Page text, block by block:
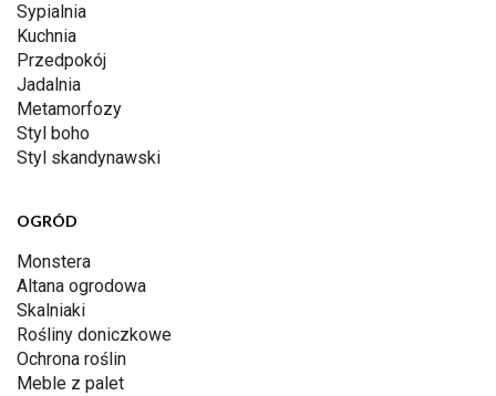
Sypialnia
Kuchnia
Przedpokój
Jadalnia
Metamorfozy
Styl boho
Styl skandynawski
OGRÓD
Monstera
Altana ogrodowa
Skalniaki
Rośliny doniczkowe
Ochrona roślin
Meble z palet